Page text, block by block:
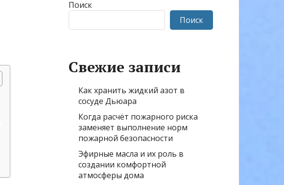
Поиск
Поиск
Свежие записи
Как хранить жидкий азот в
сосуде Дьюара
Когда расчёт пожарного риска
заменяет выполнение норм
пожарной безопасности
Эфирные масла и их роль в
создании комфортной
атмосферы дома